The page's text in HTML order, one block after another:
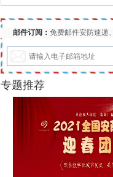
邮件订阅： 免费邮件安防速递
专题推荐